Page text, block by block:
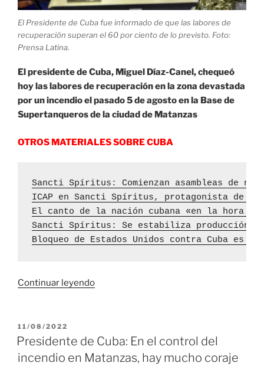
El Presidente de Cuba fue informado de que las labores de
recuperación superan el 60 por ciento de lo previsto. Foto:
Prensa Latina.
El presidente de Cuba, Miguel Díaz-Canel, chequeó
hoy las labores de recuperación en la zona devastada
por un incendio el pasado 5 de agosto en la Base de
Supertanqueros de la ciudad de Matanzas
OTROS MATERIALES SOBRE CUBA
Sancti Spíritus: Comienzan asambleas de
ICAP en Sancti Spíritus, protagonista de la
El canto de la nación cubana «en la hora
Sancti Spíritus: Se estabiliza producción
Bloqueo de Estados Unidos contra Cuba es
Continuar leyendo«Presidente
chequea
recuperación
PUBLICADO
EL
11/08/2022
Presidente de Cuba: En el control del
incendio en Matanzas, hay mucho coraje